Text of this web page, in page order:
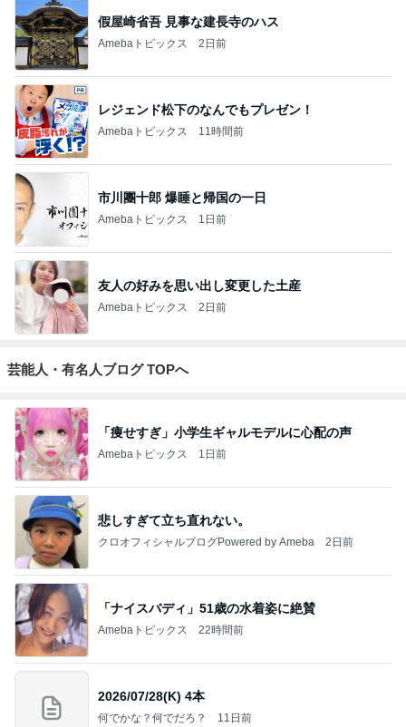
假屋崎省吾 見事な建長寺のハス
Amebaトピックス 2日前
レジェンド松下のなんでもプレゼン！
Amebaトピックス 11時間前
市川團十郎 爆睡と帰国の一日
Amebaトピックス 1日前
友人の好みを思い出し変更した土産
Amebaトピックス 2日前
芸能人・有名人ブログ TOPへ
「痩せすぎ」小学生ギャルモデルに心配の声
Amebaトピックス 1日前
悲しすぎて立ち直れない。
クロオフィシャルブログPowered by Ameba 2日前
「ナイスバディ」51歳の水着姿に絶賛
Amebaトピックス 22時間前
2026/07/28(K) 4本
何でかな？何でだろ？ 11日前